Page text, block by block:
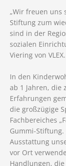
„Wir freuen uns
Stiftung zum
sind in der
sozialen
Viering von VLEX.
In den
ab 1 Jahren, die
Erfahrungen
die großzügige
Fachbereiches
Gummi-
Ausstattung
vor Ort
Handlungen,